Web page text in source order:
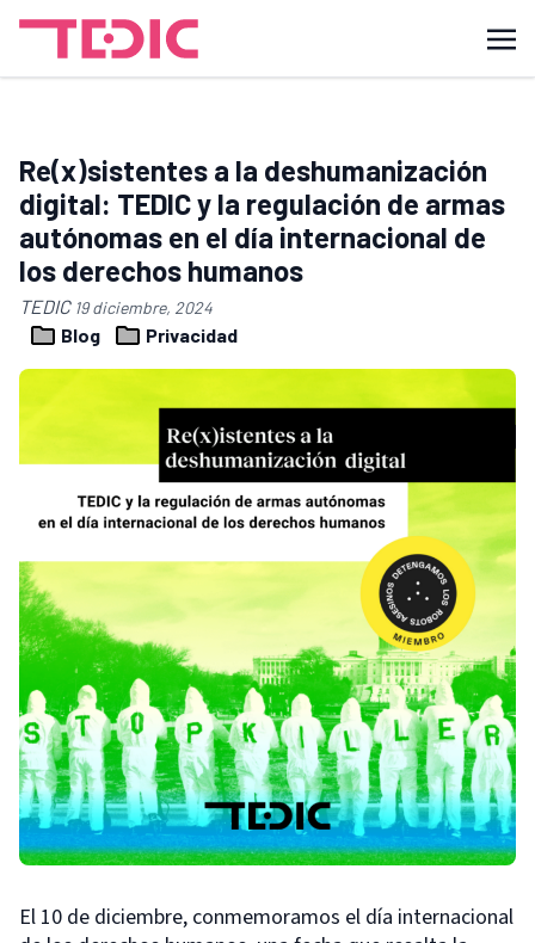
Re(x)sistentes a la deshumanización
digital: TEDIC y la regulación de armas
autónomas en el día internacional de
los derechos humanos
TEDIC 19 diciembre, 2024
Blog Privacidad
El 10 de diciembre, conmemoramos el día internacional